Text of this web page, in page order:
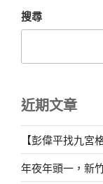
搜尋
近期文章
【彭偉平找九宮
年夜年頭一，新